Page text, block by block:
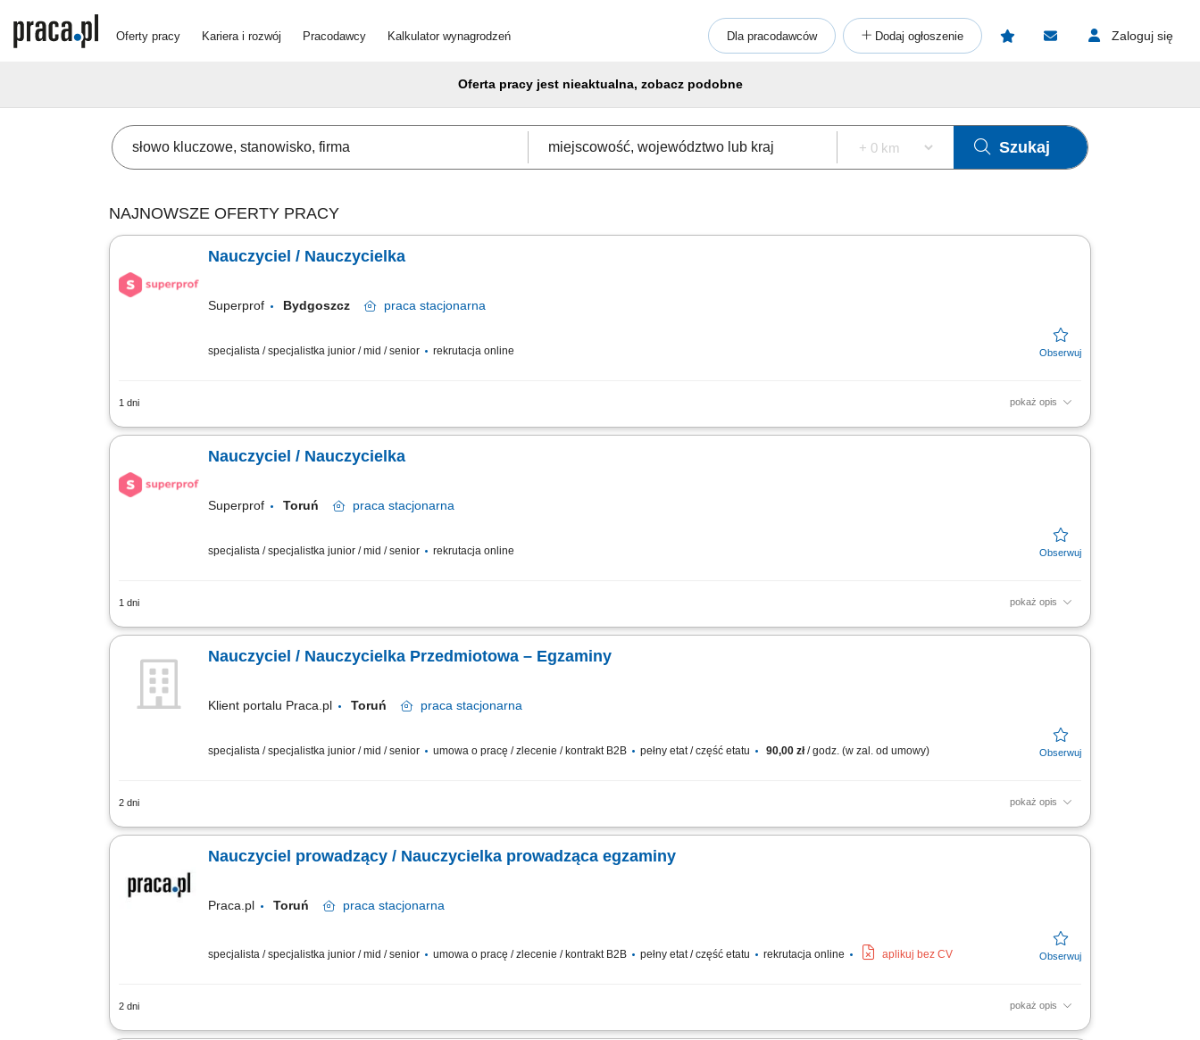
Oferty pracy Kariera i rozwój Pracodawcy Kalkulator wynagrodzeń Dla pracodawców Dodaj ogłoszenie Zaloguj się
Oferta pracy jest nieaktualna, zobacz podobne
Szukaj
NAJNOWSZE OFERTY PRACY
Nauczyciel / Nauczycielka
Superprof Bydgoszcz praca stacjonarna
specjalista / specjalistka junior / mid / senior rekrutacja online
1 dni pokaż opis
Opis stanowiska Prowadzenie prywatnych lekcji i korepetycji w Polsce. Nauczanie w szerokim zakresie dziedzin (np. języki, nauki ścisłe, sztuka, sport, wellness).
Nauczyciel / Nauczycielka
Superprof Toruń praca stacjonarna
specjalista / specjalistka junior / mid / senior rekrutacja online
1 dni pokaż opis
Opis stanowiska Prowadzenie prywatnych lekcji i korepetycji w Polsce. Nauczanie w szerokim zakresie dziedzin (np. języki, nauki ścisłe, sztuka, sport, wellness).
Nauczyciel / Nauczycielka Przedmiotowa – Egzaminy
Klient portalu Praca.pl Toruń praca stacjonarna
specjalista / specjalistka junior / mid / senior umowa o pracę / zlecenie / kontrakt B2B pełny etat / część etatu 90,00 zł/ godz. (w zal. od umowy)
2 dni pokaż opis
Przeprowadzanie stacjonarnych egzaminów ustnych i pisemnych dla uczniów. Zapewnienie spokojnej i przyjaznej atmosfery podczas egzaminów. Nadzór nad
Nauczyciel prowadzący / Nauczycielka prowadząca egzaminy
Praca.pl Toruń praca stacjonarna
specjalista / specjalistka junior / mid / senior umowa o pracę / zlecenie / kontrakt B2B pełny etat / część etatu rekrutacja online aplikuj bez CV
2 dni pokaż opis
Zakres obowiązków: Przeprowadzanie stacjonarnych egzaminów ustnych i pisemnych dla uczniów; Nadzór nad prawidłowym przebiegiem egzaminów zgodnie z